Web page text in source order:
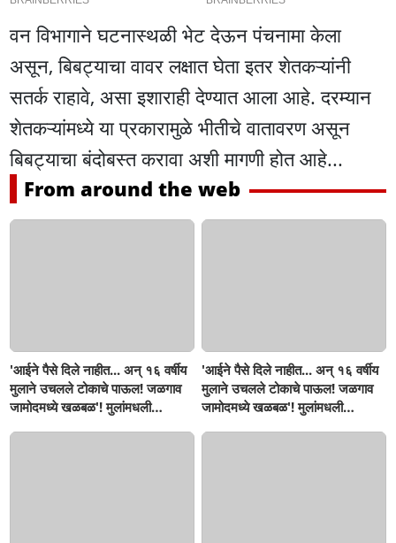
वन विभागाने घटनास्थळी भेट देऊन पंचनामा केला
असून, बिबट्याचा वावर लक्षात घेता इतर शेतकऱ्यांनी
सतर्क राहावे, असा इशाराही देण्यात आला आहे. दरम्यान
शेतकऱ्यांमध्ये या प्रकारामुळे भीतीचे वातावरण असून
बिबट्याचा बंदोबस्त करावा अशी मागणी होत आहे...
From around the web
'आईने पैसे दिले नाहीत... अन् १६ वर्षीय
मुलाने उचलले टोकाचे पाऊल! जळगाव
जामोदमध्ये खळबळ'! मुलांमधली
'आईने पैसे दिले नाहीत... अन् १६ वर्षीय
मुलाने उचलले टोकाचे पाऊल! जळगाव
जामोदमध्ये खळबळ'! मुलांमधली